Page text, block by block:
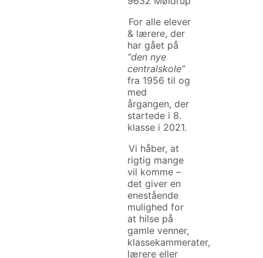
For alle elever
& lærere, der
har gået på
“den nye
centralskole”
fra 1956 til og
med
årgangen, der
startede i 8.
klasse i 2021.
Vi håber, at
rigtig mange
vil komme –
det giver en
enestående
mulighed for
at hilse på
gamle venner,
klassekammerater,
lærere eller